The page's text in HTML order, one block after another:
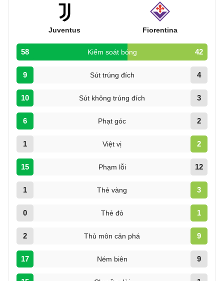
Juventus Fiorentina
58 Kiểm soát bóng 42
9 Sút trúng đích 4
10 Sút không trúng đích 3
6 Phạt góc 2
1 Việt vị 2
15 Phạm lỗi 12
1 Thẻ vàng 3
0 Thẻ đỏ 1
2 Thủ môn cản phá 9
17 Ném biên 9